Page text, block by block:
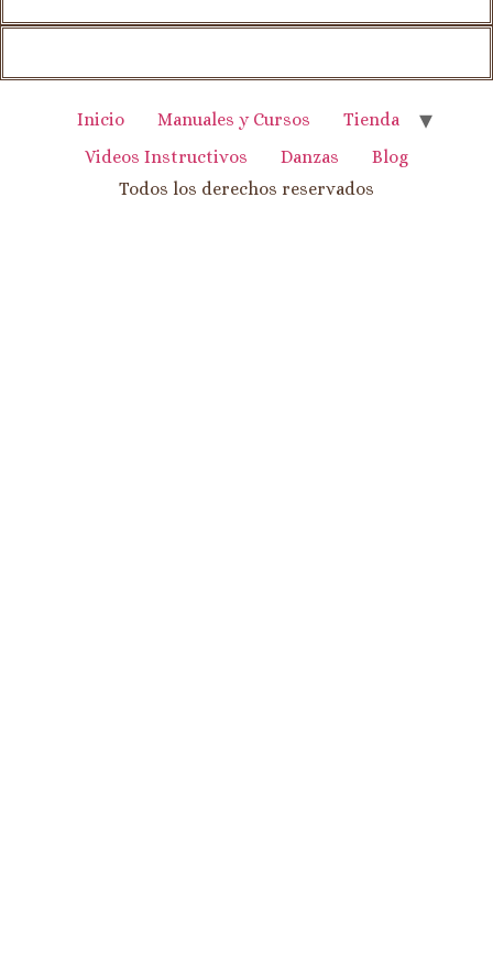
Inicio Manuales y Cursos
Tienda
Videos Instructivos
Danzas
Blog
Todos los derechos reservados